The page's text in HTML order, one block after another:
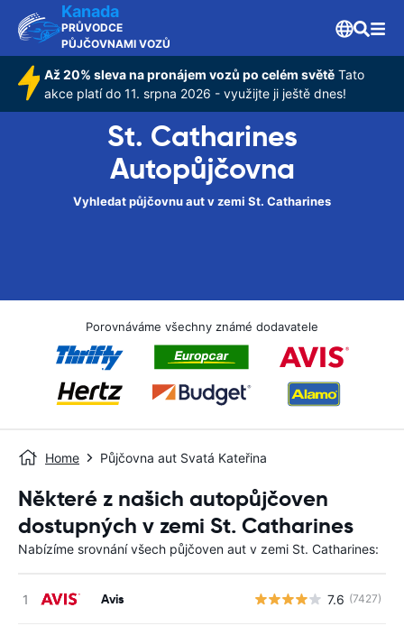
Kanada
PRŮVODCE
PŮJČOVNAMI VOZŮ
Až 20% sleva na pronájem vozů po celém světě Tato
akce platí do 11. srpna 2026 - využijte ji ještě dnes!
St. Catharines
Autopůjčovna
Vyhledat půjčovnu aut v zemi St. Catharines
Porovnáváme všechny známé dodavatele
Home Půjčovna aut Svatá Kateřina
Některé z našich autopůjčoven
dostupných v zemi St. Catharines
Nabízíme srovnání všech půjčoven aut v zemi St. Catharines:
Avis 7.6 (7427)